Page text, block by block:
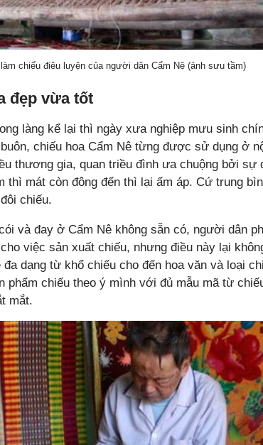
làm chiếu điêu luyện của người dân Cẩm Nê (ảnh sưu tầm)
đẹp vừa tốt
làng kể lại thì ngày xưa nghiệp mưu sinh
chiếu hoa Cẩm Nê từng được sử dụng ở
thương gia, quan triều đình ưa chuộng bởi sự
thì mát còn đông đến thì lại ấm áp. Cứ trung
chiếu.
và đay ở Cẩm Nê không sẵn có, người dân
việc sản xuất chiếu, nhưng điều này lại
dạng từ khổ chiếu cho đến hoa văn và loại
phẩm chiếu theo ý mình với đủ mẫu mã từ
mắt.